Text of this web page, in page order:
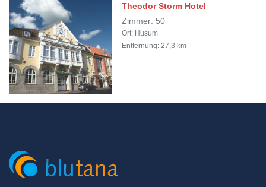
Theodor Storm Hotel
Zimmer: 50
Ort: Husum
Entfernung: 27,3 km